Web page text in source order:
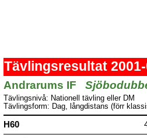
Tävlingsresultat
Andrarums IF
Tävlingsnivå: Nationell tävling eller DM
Tävlingsform: Dag, långdistans (förr
H60